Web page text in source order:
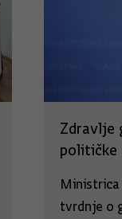
Zdravlje
političke
Ministrica
tvrdnje o